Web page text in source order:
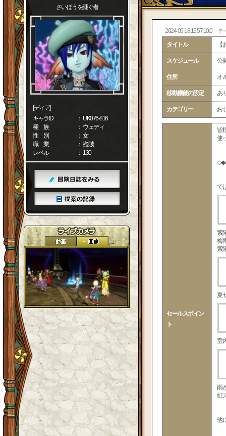
さいほうを継ぐ者
[ディア]
キャラID
： UK076-816
種 族
： ウェディ
性 別
： 女
職 業
： 盗賊
レベル
： 130
2024-05-18 15:57:10.0 テ
タイトル
スケジュール 公
住所 オ
移動機能の設定 あ
カテゴリー お
セールスポイン
ト
皆
使
で
紫
梅
紫
夏
室
雨
虹
他